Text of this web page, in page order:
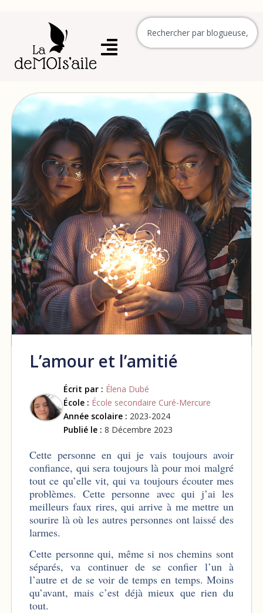
L’amour et l’amitié
Écrit par : Élena Dubé
École : École secondaire Curé-Mercure
Année scolaire : 2023-2024
Publié le : 8 Décembre 2023
Cette personne en qui je vais toujours avoir
confiance, qui sera toujours là pour moi malgré
tout ce qu’elle vit, qui va toujours écouter mes
problèmes. Cette personne avec qui j’ai les
meilleurs faux rires, qui arrive à me mettre un
sourire là où les autres personnes ont laissé des
larmes.
Cette personne qui, même si nos chemins sont
séparés, va continuer de se confier l’un à
l’autre et de se voir de temps en temps. Moins
qu’avant, mais c’est déjà mieux que rien du
tout.